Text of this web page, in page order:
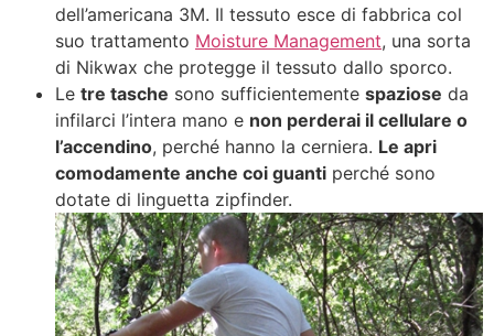
dell’americana 3M. Il tessuto esce di fabbrica col
suo trattamento Moisture Management, una sorta
di Nikwax che protegge il tessuto dallo sporco.
Le tre tasche sono sufficientemente spaziose da
infilarci l’intera mano e non perderai il cellulare o
l’accendino, perché hanno la cerniera. Le apri
comodamente anche coi guanti perché sono
dotate di linguetta zipfinder.